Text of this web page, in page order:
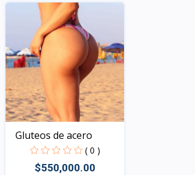
Gluteos de acero
( 0 )
$550,000.00